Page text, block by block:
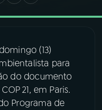
(13)
para
do documento
21, em Paris.
Programa de